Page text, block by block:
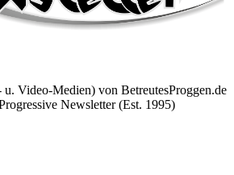
Video-Medien) von BetreutesProggen.de
Newsletter (Est. 1995)